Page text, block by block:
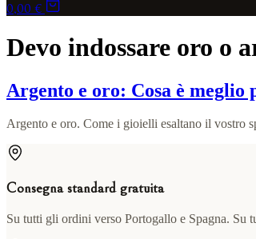
0,00 €
Devo indossare oro o
Argento e oro: Cosa è meglio
Argento e oro. Come i gioielli esaltano il vostro
Consegna standard gratuita
Su tutti gli ordini verso Portogallo e Spagna.